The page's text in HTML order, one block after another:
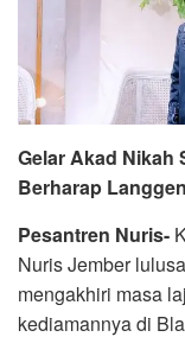
Gelar Akad Nikah
Berharap
Pesantren Nuris-
Nuris Jember
mengakhiri masa
kediamannya di